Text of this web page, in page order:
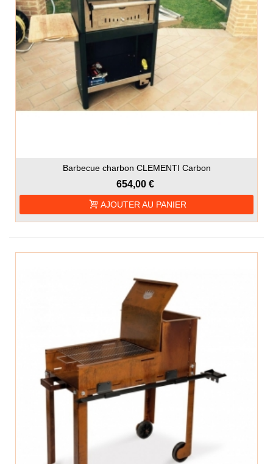
Barbecue charbon CLEMENTI Carbon
654,00 €
AJOUTER AU PANIER